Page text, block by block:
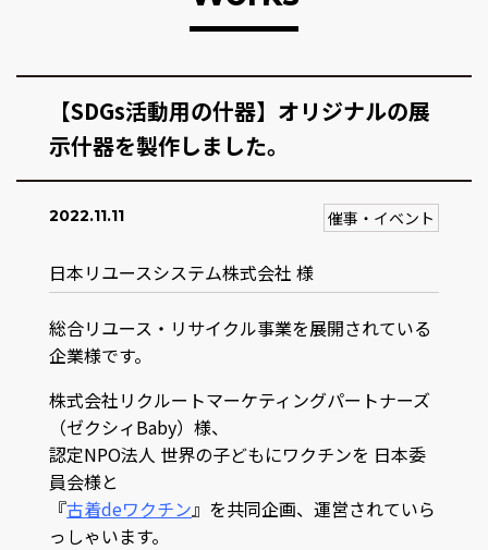
【SDGs活動用の什器】オリジナルの展
示什器を製作しました。
2022.11.11 催事・イベント
日本リユースシステム株式会社 様
総合リユース・リサイクル事業を展開されている
企業様です。
株式会社リクルートマーケティングパートナーズ
（ゼクシィBaby）様、
認定NPO法人 世界の子どもにワクチンを 日本委
員会様と
『古着deワクチン』を共同企画、運営されていら
っしゃいます。